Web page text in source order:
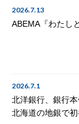
2026.7.13
ABEMA『わたし
2026.7.1
北洋銀行、銀行
北海道の地銀で初